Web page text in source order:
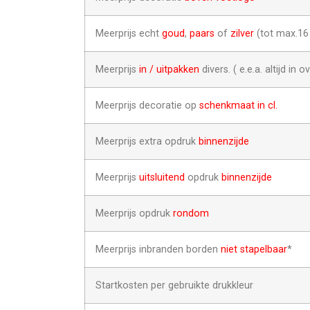
Meerprijs echt goud, paars of zilver (tot
Meerprijs in / uitpakken divers. ( e.e.a. altijd in
Meerprijs decoratie op schenkmaat in cl.
Meerprijs extra opdruk binnenzijde
Meerprijs uitsluitend opdruk binnenzijde
Meerprijs opdruk rondom
Meerprijs inbranden borden niet stapelbaar*
Startkosten per gebruikte drukkleur